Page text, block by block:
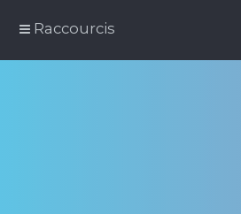
Raccourcis